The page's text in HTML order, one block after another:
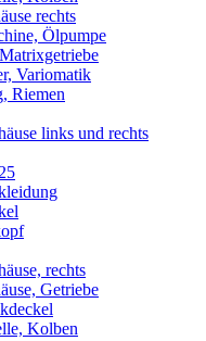
rechts
Ölpumpe
Variomatik
Riemen
links und rechts
rechts
Getriebe
Kolben